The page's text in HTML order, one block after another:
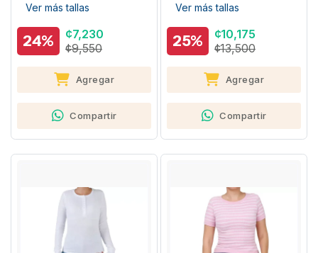
Ver más tallas
24%
¢7,230
¢9,550
Agregar
Compartir
Ver más tallas
25%
¢10,175
¢13,500
Agregar
Compartir